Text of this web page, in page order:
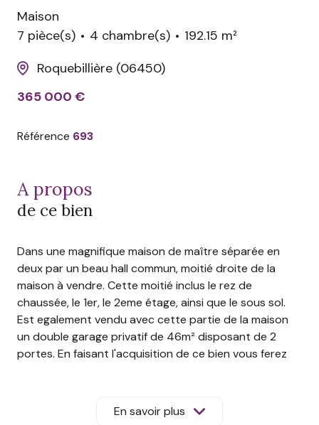
Maison
7 pièce(s)
4 chambre(s)
192.15 m²
Roquebillière (06450)
365 000 €
Référence 693
a propos
de ce bien
Dans une magnifique maison de maître séparée en
deux par un beau hall commun, moitié droite de la
maison à vendre. Cette moitié inclus le rez de
chaussée, le 1er, le 2eme étage, ainsi que le sous sol.
Est egalement vendu avec cette partie de la maison
un double garage privatif de 46m² disposant de 2
portes. En faisant l'acquisition de ce bien vous ferez
Vous partagerez en plus un grand parking à l'avant de
la maison ainsi q'un jardin. Environnement calme et
En savoir plus